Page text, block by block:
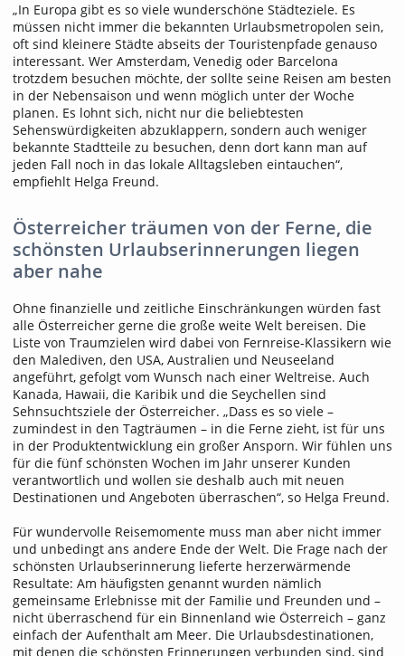
„In Europa gibt es so viele wunderschöne Städteziele. Es
müssen nicht immer die bekannten Urlaubsmetropolen sein,
oft sind kleinere Städte abseits der Touristenpfade genauso
interessant. Wer Amsterdam, Venedig oder Barcelona
trotzdem besuchen möchte, der sollte seine Reisen am besten
in der Nebensaison und wenn möglich unter der Woche
planen. Es lohnt sich, nicht nur die beliebtesten
Sehenswürdigkeiten abzuklappern, sondern auch weniger
bekannte Stadtteile zu besuchen, denn dort kann man auf
jeden Fall noch in das lokale Alltagsleben eintauchen“,
empfiehlt Helga Freund.
Österreicher träumen von der Ferne, die
schönsten Urlaubserinnerungen liegen
aber nahe
Ohne finanzielle und zeitliche Einschränkungen würden fast
alle Österreicher gerne die große weite Welt bereisen. Die
Liste von Traumzielen wird dabei von Fernreise-Klassikern wie
den Malediven, den USA, Australien und Neuseeland
angeführt, gefolgt vom Wunsch nach einer Weltreise. Auch
Kanada, Hawaii, die Karibik und die Seychellen sind
Sehnsuchtsziele der Österreicher. „Dass es so viele –
zumindest in den Tagträumen – in die Ferne zieht, ist für uns
in der Produktentwicklung ein großer Ansporn. Wir fühlen uns
für die fünf schönsten Wochen im Jahr unserer Kunden
verantwortlich und wollen sie deshalb auch mit neuen
Destinationen und Angeboten überraschen“, so Helga Freund.
Für wundervolle Reisemomente muss man aber nicht immer
und unbedingt ans andere Ende der Welt. Die Frage nach der
schönsten Urlaubserinnerung lieferte herzerwärmende
Resultate: Am häufigsten genannt wurden nämlich
gemeinsame Erlebnisse mit der Familie und Freunden und –
nicht überraschend für ein Binnenland wie Österreich – ganz
einfach der Aufenthalt am Meer. Die Urlaubsdestinationen,
mit denen die schönsten Erinnerungen verbunden sind, sind